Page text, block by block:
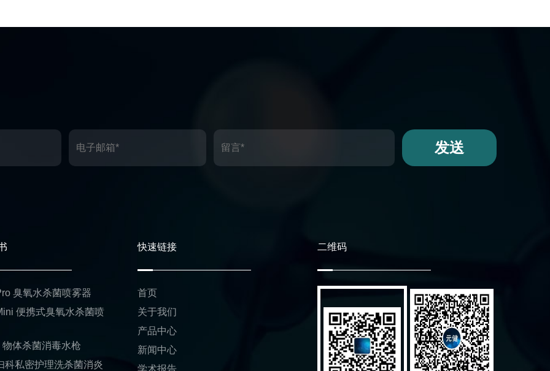
发送
臭氧水杀菌喷雾器
便携式臭氧水杀菌喷
体杀菌消毒水枪
科私密护理洗杀菌消炎
快速链接
首页
关于我们
产品中心
新闻中心
学术报告
二维码